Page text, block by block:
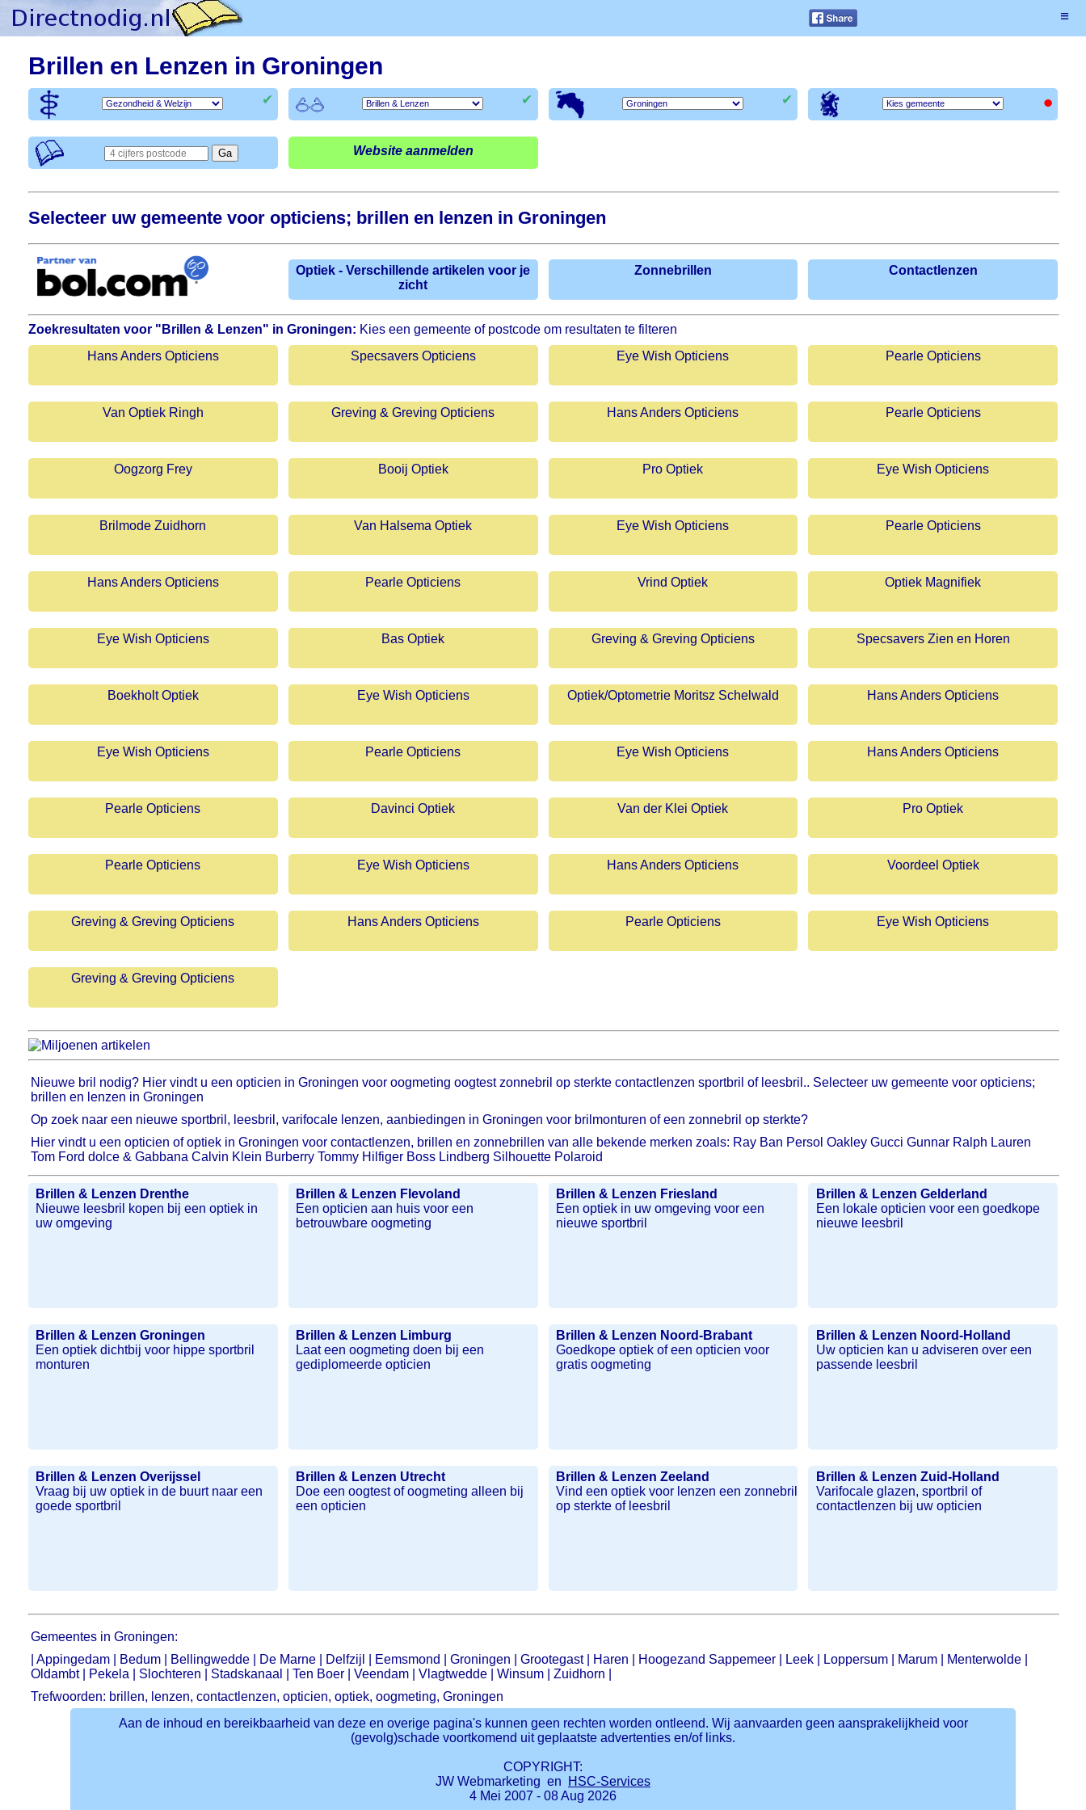
Brillen en Lenzen in Groningen
✔ ✔ ✔ •
Website aanmelden
Selecteer uw gemeente voor opticiens; brillen en lenzen in Groningen
Optiek - Verschillende artikelen voor je
zicht
Zonnebrillen Contactlenzen
Zoekresultaten voor "Brillen & Lenzen" in Groningen: Kies een gemeente of postcode om resultaten te filteren
Hans Anders Opticiens
Specsavers Opticiens Eye Wish Opticiens Pearle Opticiens
Van Optiek Ringh Greving & Greving Opticiens Hans Anders Opticiens Pearle Opticiens
Oogzorg Frey Booij Optiek Pro Optiek Eye Wish Opticiens
Brilmode Zuidhorn Van Halsema Optiek Eye Wish Opticiens Pearle Opticiens
Hans Anders Opticiens Pearle Opticiens Vrind Optiek Optiek Magnifiek
Eye Wish Opticiens Bas Optiek Greving & Greving Opticiens Specsavers Zien en Horen
Boekholt Optiek Eye Wish Opticiens Optiek/Optometrie Moritsz Schelwald Hans Anders Opticiens
Eye Wish Opticiens Pearle Opticiens Eye Wish Opticiens Hans Anders Opticiens
Pearle Opticiens Davinci Optiek Van der Klei Optiek Pro Optiek
Pearle Opticiens Eye Wish Opticiens Hans Anders Opticiens Voordeel Optiek
Greving & Greving Opticiens Hans Anders Opticiens Pearle Opticiens Eye Wish Opticiens
Greving & Greving Opticiens
Nieuwe bril nodig? Hier vindt u een opticien in Groningen voor oogmeting oogtest zonnebril op sterkte contactlenzen sportbril of leesbril.. Selecteer uw gemeente voor opticiens;
brillen en lenzen in Groningen
Op zoek naar een nieuwe sportbril, leesbril, varifocale lenzen, aanbiedingen in Groningen voor brilmonturen of een zonnebril op sterkte?
Hier vindt u een opticien of optiek in Groningen voor contactlenzen, brillen en zonnebrillen van alle bekende merken zoals: Ray Ban Persol Oakley Gucci Gunnar Ralph Lauren
Tom Ford dolce & Gabbana Calvin Klein Burberry Tommy Hilfiger Boss Lindberg Silhouette Polaroid
Brillen & Lenzen Drenthe
Nieuwe leesbril kopen bij een optiek in
uw omgeving
Brillen & Lenzen Flevoland
Een opticien aan huis voor een
betrouwbare oogmeting
Brillen & Lenzen Friesland
Een optiek in uw omgeving voor een
nieuwe sportbril
Brillen & Lenzen Gelderland
Een lokale opticien voor een goedkope
nieuwe leesbril
Brillen & Lenzen Groningen
Een optiek dichtbij voor hippe sportbril
monturen
Brillen & Lenzen Limburg
Laat een oogmeting doen bij een
gediplomeerde opticien
Brillen & Lenzen Noord-Brabant
Goedkope optiek of een opticien voor
gratis oogmeting
Brillen & Lenzen Noord-Holland
Uw opticien kan u adviseren over een
passende leesbril
Brillen & Lenzen Overijssel
Vraag bij uw optiek in de buurt naar een
goede sportbril
Brillen & Lenzen Utrecht
Doe een oogtest of oogmeting alleen bij
een opticien
Brillen & Lenzen Zeeland
Vind een optiek voor lenzen een zonnebril
op sterkte of leesbril
Brillen & Lenzen Zuid-Holland
Varifocale glazen, sportbril of
contactlenzen bij uw opticien
Gemeentes in Groningen:
Appingedam Bedum Bellingwedde De Marne Delfzijl Eemsmond Groningen Grootegast| Haren Hoogezand Sappemeer Leek Loppersum Marum Menterwolde
Oldambt| Pekela Slochteren Stadskanaal Ten Boer Veendam Vlagtwedde Winsum Zuidhorn
Trefwoorden: brillen, lenzen, contactlenzen, opticien, optiek, oogmeting, Groningen
Aan de inhoud en bereikbaarheid van deze en overige pagina's kunnen geen rechten worden ontleend. Wij aanvaarden geen aansprakelijkheid voor
(gevolg)schade voortkomend uit geplaatste advertenties en/of links.
COPYRIGHT:
JW Webmarketing en
HSC-Services
4 Mei 2007 - 08 Aug 2026
≡